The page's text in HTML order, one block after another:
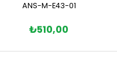
ANS-M-E43-01
₺510,00